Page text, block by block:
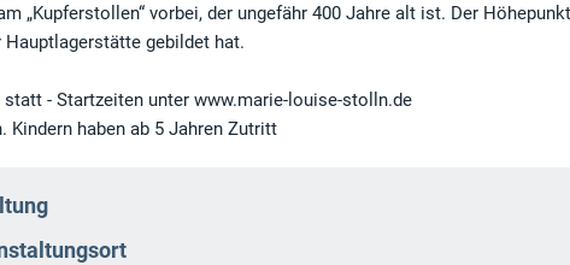
„Kupferstollen“ vorbei, der ungefähr 400 Jahre alt ist. Der
gebildet hat.
- Startzeiten unter www.marie-louise-stolln.de
Kindern haben ab 5 Jahren Zutritt